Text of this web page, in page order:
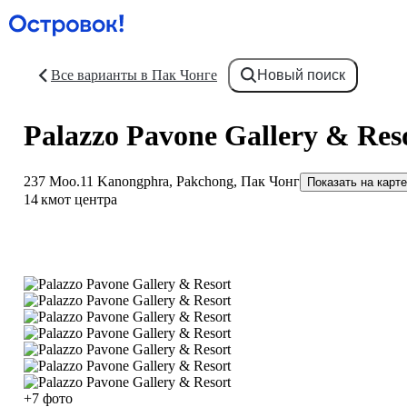
Все варианты в Пак Чонге Новый поиск
Palazzo Pavone Gallery &
237 Moo.11 Kanongphra, Pakchong, Пак Чонг Показать на карте
14 кмот центра
+7 фото